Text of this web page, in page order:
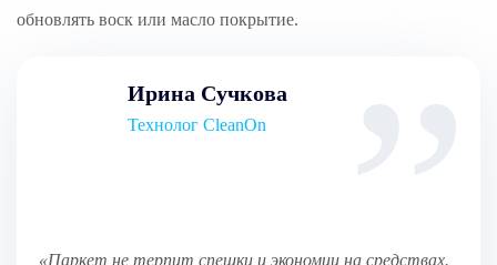
обновлять воск или масло покрытие.
Ирина Сучкова
Технолог CleanOn
«Паркет не терпит спешки и экономии на средствах.